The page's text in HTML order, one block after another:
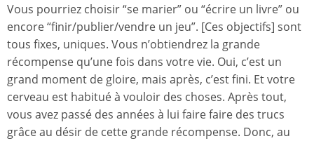
Vous pourriez choisir “se marier” ou “écrire un livre” ou
encore “finir/publier/vendre un jeu”. [Ces objectifs] sont
tous fixes, uniques. Vous n’obtiendrez la grande
récompense qu’une fois dans votre vie. Oui, c’est un
grand moment de gloire, mais après, c’est fini. Et votre
cerveau est habitué à vouloir des choses. Après tout,
vous avez passé des années à lui faire faire des trucs
grâce au désir de cette grande récompense. Donc, au